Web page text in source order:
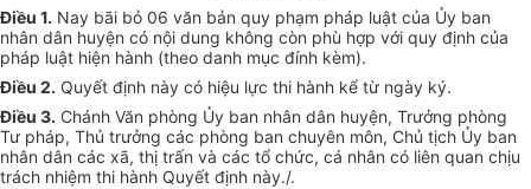
Điều 1. Nay bãi bỏ 06 văn bản quy phạm pháp luật của Ủy ban
nhân dân huyện có nội dung không còn phù hợp với quy định của
pháp luật hiện hành (theo danh mục đính kèm).
Điều 2. Quyết định này có hiệu lực thi hành kể từ ngày ký.
Điều 3. Chánh Văn phòng Ủy ban nhân dân huyện, Trưởng phòng
Tư pháp, Thủ trưởng các phòng ban chuyên môn, Chủ tịch Ủy ban
nhân dân các xã, thị trấn và các tổ chức, cá nhân có liên quan chịu
trách nhiệm thi hành Quyết định này./.